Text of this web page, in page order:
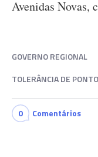
Avenidas Novas,
GOVERNO REGIONAL
TOLERÂNCIA DE PONTO
0 Comentários